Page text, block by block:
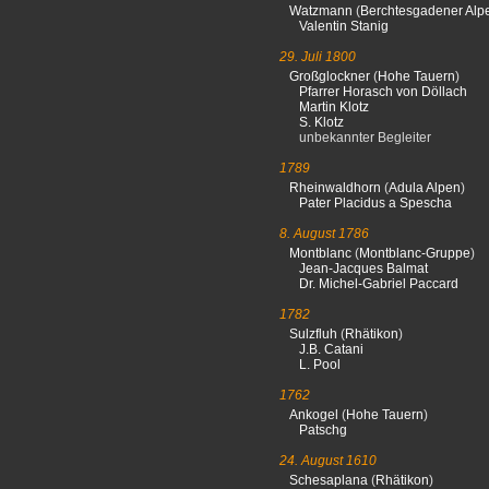
Watzmann (Berchtesgadener
Valentin Stanig
29. Juli 1800
Großglockner (Hohe Tauern)
Pfarrer Horasch von Döllach
Martin Klotz
S. Klotz
unbekannter Begleiter
1789
Rheinwaldhorn (Adula Alpen)
Pater Placidus a Spescha
8. August 1786
Montblanc (Montblanc-Gruppe)
Jean-Jacques Balmat
Dr. Michel-Gabriel Paccard
1782
Sulzfluh (Rhätikon)
J.B. Catani
L. Pool
1762
Ankogel (Hohe Tauern)
Patschg
24. August 1610
Schesaplana (Rhätikon)